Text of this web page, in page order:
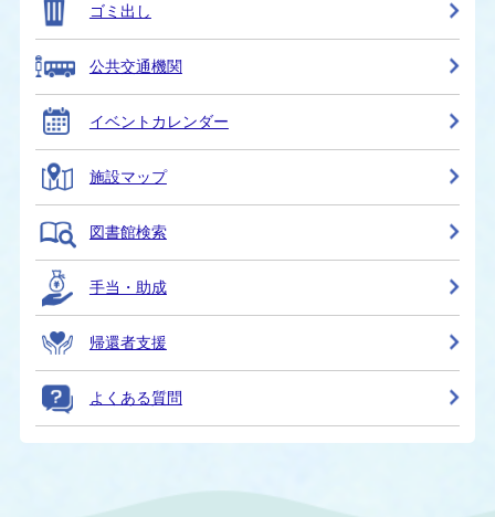
ゴミ出し
公共交通機関
イベントカレンダー
施設マップ
図書館検索
手当・助成
帰還者支援
よくある質問